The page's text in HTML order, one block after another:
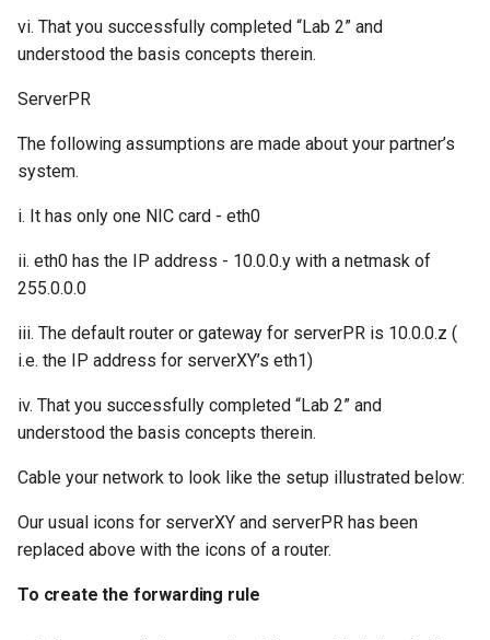
vi. That you successfully completed “Lab 2” and
understood the basis concepts therein.
ServerPR
The following assumptions are made about your partner’s
system.
i. It has only one NIC card - eth0
ii. eth0 has the IP address - 10.0.0.y with a netmask of
255.0.0.0
iii. The default router or gateway for serverPR is 10.0.0.z (
i.e. the IP address for serverXY’s eth1)
iv. That you successfully completed “Lab 2” and
understood the basis concepts therein.
Cable your network to look like the setup illustrated below:
Our usual icons for serverXY and serverPR has been
replaced above with the icons of a router.
To create the forwarding rule